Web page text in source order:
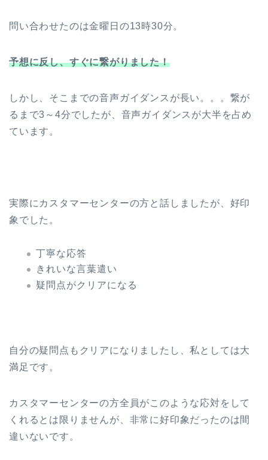
問い合わせたのは金曜日の13時30分。
予想に反し、すぐに繋がりました！
しかし、そこまでの音声ガイダンスが長い。。。繋が
るまで3～4分でしたが、音声ガイダンスが大半を占め
ています。
実際にカスタマーセンターの方と話しましたが、好印
象でした。
丁寧な応答
きれいな言葉遣い
疑問点がクリアになる
自分の疑問点もクリアになりましたし、私としては大
満足です。
カスタマーセンターの方全員がこのような応対をして
くれるとは限りませんが、非常に好印象だったのは間
違いないです。